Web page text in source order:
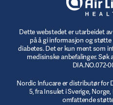
Dette webstedet er utarbeidet
på å gi informasjon og
diabetes. Det er kun ment som
medisinske anbefalinger. Søk
DIA.NO.072-
Nordic Infucare er distributør for
5, fra Insulet i Sverige,
omfattende